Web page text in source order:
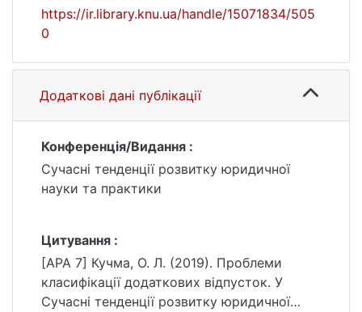
https://ir.library.knu.ua/handle/15071834/505
0
Додаткові дані публікації
Конференція/Видання :
Сучасні тенденції розвитку юридичної
науки та практики
Цитування :
[APA 7] Кучма, О. Л. (2019). Проблеми
класифікації додаткових відпусток. У
Сучасні тенденції розвитку юридичної